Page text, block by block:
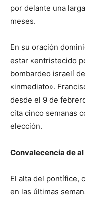
por delante una
meses.
En su oración
estar «entristecido
bombardeo israelí
«inmediato».
desde el 9 de
cita cinco semanas
elección.
Convalecencia de
El alta del pontífice,
en las últimas